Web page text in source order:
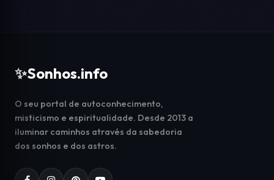
✨Sonhos.info
O seu portal de autoconhecimento,
misticismo e espiritualidade. Desde 2013 a
iluminar caminhos através da sabedoria
dos sonhos e dos astros.